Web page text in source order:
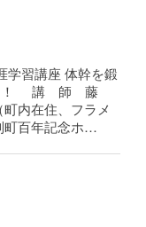
習講座 体幹を鍛
う！ 講 師 藤
、フラメ
百年記念ホ…